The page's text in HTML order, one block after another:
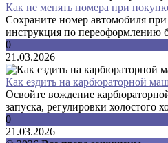
Как не менять номера при
Сохраните номер автомобиля
инструкция по переоформлению
0
21.03.2026
Как ездить на карбюраторной
Освойте вождение
запуска, регулировки холостого
0
21.03.2026